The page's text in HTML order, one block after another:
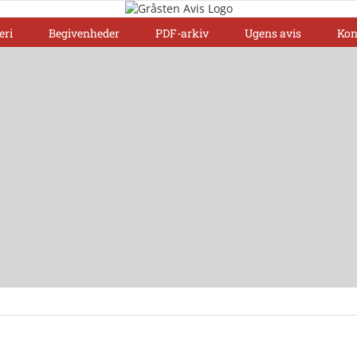
Begivenheder PDF-arkiv Ugens avis